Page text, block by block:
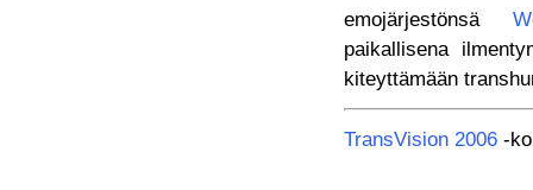
emojärjestönsä
paikallisena
kiteyttämään
TransVision 2006 -